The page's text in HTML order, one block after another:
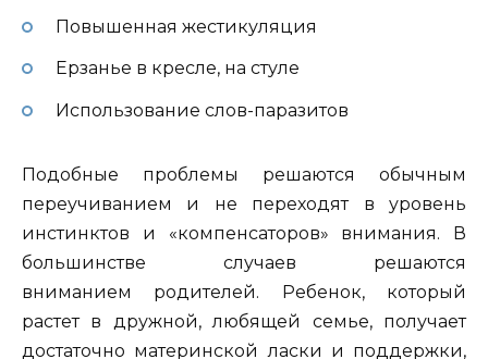
Повышенная жестикуляция
Ерзанье в кресле, на стуле
Использование слов-паразитов
Подобные проблемы решаются обычным
переучиванием и не переходят в уровень
инстинктов и «компенсаторов» внимания. В
большинстве случаев решаются
вниманием родителей. Ребенок, который
растет в дружной, любящей семье, получает
достаточно материнской ласки и поддержки,